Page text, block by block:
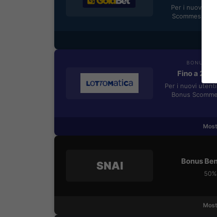
Per i nuovi
Scommesse
BONUS
Fino a
Per i nuovi
Bonus
SNAI Bonus